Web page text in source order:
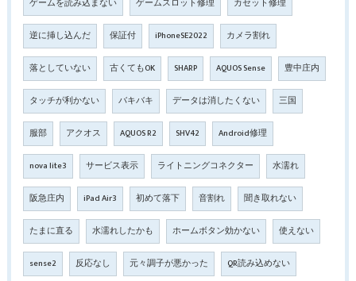
ゲームを読み込まない ゲームスロット修理 カセット修理
逆に挿し込んだ 保証付 iPhoneSE2022 カメラ割れ
落としていない 古くてもOK SHARP AQUOS Sense 豊中庄内
タッチが利かない バキバキ データは消したくない 三国
服部 アクオス AQUOS R2 SHV42 Android修理
nova lite3 サービス表示 ライトニングコネクター 水濡れ
阪急庄内 iPad Air3 初めて落下 音割れ 聞き取れない
たまに直る 水濡れしたかも ホームボタン効かない 使えない
sense2 反応なし 元々調子が悪かった QR読み込めない